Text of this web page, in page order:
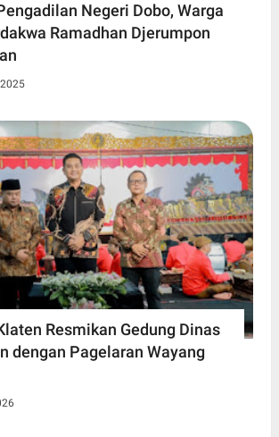
Negeri Dobo, Warga
Ramadhan Djerumpon
Resmikan Gedung Dinas
dengan Pagelaran Wayang